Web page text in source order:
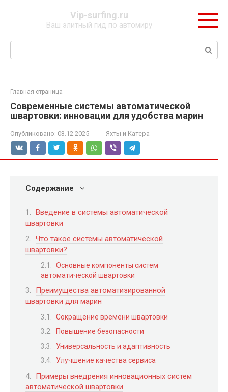
Vip-surfing.ru
Ваш элитный гид по автомиру
Поиск:
Главная страница
Современные системы автоматической
швартовки: инновации для удобства марин
Опубликовано: 03.12.2025 Яхты и Катера
Содержание
Введение в системы автоматической
швартовки
Что такое системы автоматической
швартовки?
Основные компоненты систем
автоматической швартовки
Преимущества автоматизированной
швартовки для марин
Сокращение времени швартовки
Повышение безопасности
Универсальность и адаптивность
Улучшение качества сервиса
Примеры внедрения инновационных систем
автоматической швартовки